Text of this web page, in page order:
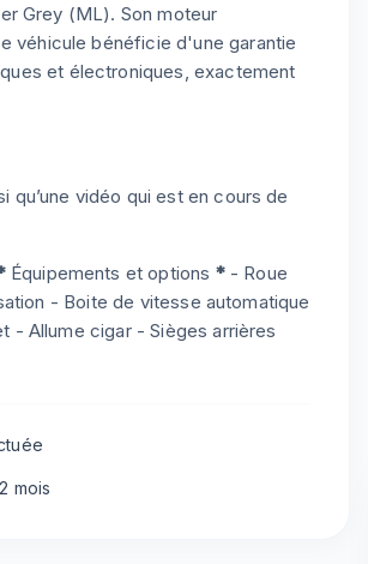
Grey (ML). Son moteur
véhicule bénéficie d'une garantie
et électroniques, exactement
vidéo qui est en cours de
Équipements et options *- Roue
- Boite de vitesse automatique
- Allume cigar - Sièges arrières
mois